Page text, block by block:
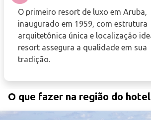
O primeiro resort de luxo em Aruba,
inaugurado em 1959, com estrutura
arquitetônica única e localização
resort assegura a qualidade em sua
tradição.
O que fazer na região do hotel